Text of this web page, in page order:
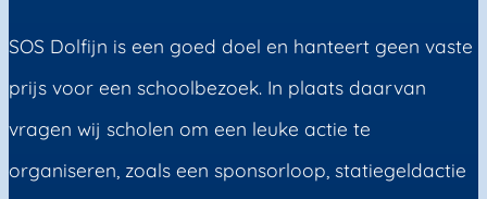
SOS Dolfijn is een goed doel en hanteert geen vaste
prijs voor een schoolbezoek. In plaats daarvan
vragen wij scholen om een leuke actie te
organiseren, zoals een sponsorloop, statiegeldactie